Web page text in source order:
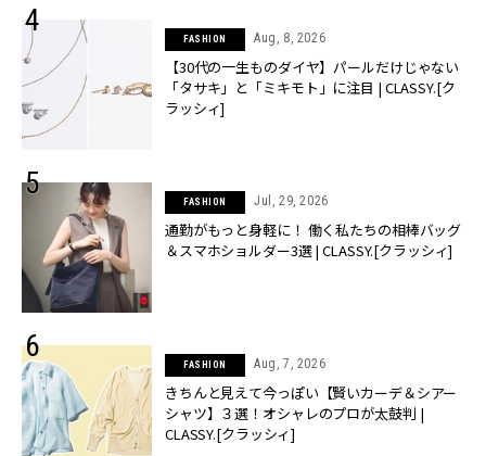
FASHION Aug, 8, 2026
【30代の一生ものダイヤ】パールだけじゃない
「タサキ」と「ミキモト」に注目 | CLASSY.[ク
ラッシィ]
FASHION Jul, 29, 2026
通勤がもっと身軽に！ 働く私たちの相棒バッグ
＆スマホショルダー3選 | CLASSY.[クラッシィ]
FASHION Aug, 7, 2026
きちんと見えて今っぽい【賢いカーデ＆シアー
シャツ】３選！オシャレのプロが太鼓判 |
CLASSY.[クラッシィ]